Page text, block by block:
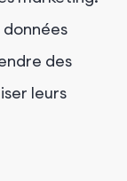
des
leurs